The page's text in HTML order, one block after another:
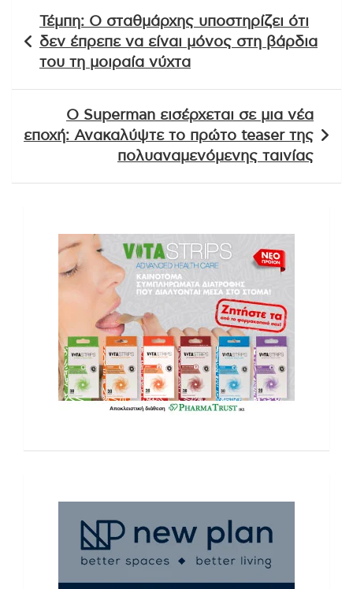
άρθρων
Τέμπη: Ο σταθμάρχης υποστηρίζει ότι
δεν έπρεπε να είναι μόνος στη βάρδια
του τη μοιραία νύχτα
Ο Superman εισέρχεται σε μια νέα
εποχή: Ανακαλύψτε το πρώτο teaser της
πολυαναμενόμενης ταινίας